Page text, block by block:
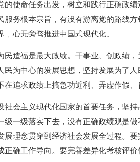
的使命任务出发，树立和践行正确政
服务根本宗旨，有没有游离党的路线
心无旁骛推进中国式现代化。
民造福是最大政绩。干事业、创政绩
民为中心的发展思想，坚持发展为了
追求政绩上搞急功近利、弄虚作假
社会主义现代化国家的首要任务，坚
级一级落实下去，没有正确政绩观是
展理念贯穿到经济社会发展全过程。
确工作导向。要完善差异化考核评